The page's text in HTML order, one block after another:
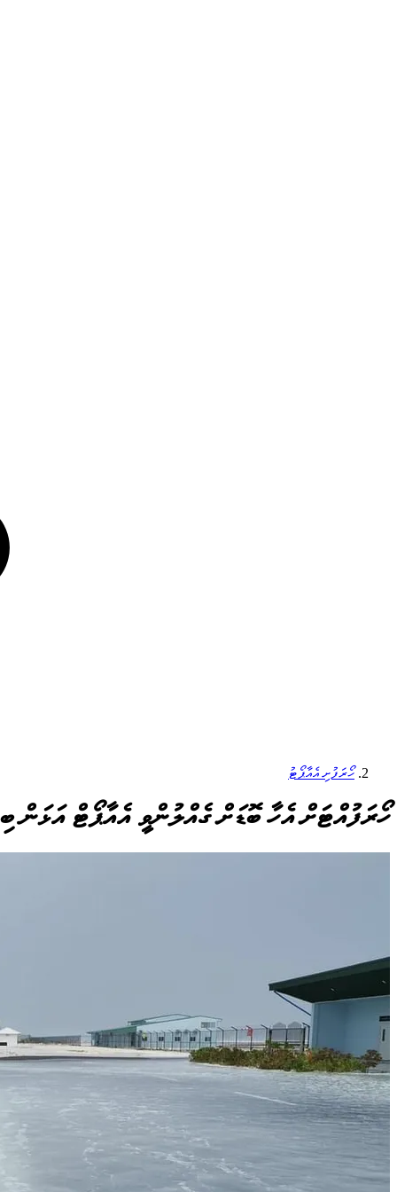
ހޯރަފުށި އެއާޕޯޓު
ހޯރަފުއްޓަށް އެހާ ބޮޑަށް ގެއްލުންވީ އެއާޕޯޓް އަޅަން